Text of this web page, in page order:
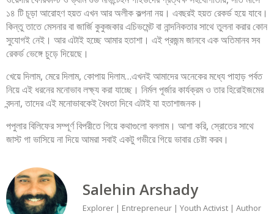
১৪ টি চূড়া আরোহণ হয়ত এখন আর অলীক কল্পনা নয়। এবছরই হয়ত রেকর্ড হয়ে যাবে।
কিন্তু তাতে মেসনার বা জার্জি কুকুজকার এচিভমেন্ট বা নান্দনিকতার সাথে তুলনা করার কোন
সুযোগই নেই। আর এটাই হচ্ছে আমার হতাশা। এই প্রজন্ম জানবে এক অতিমানব সব
রেকর্ড ভেঙ্গে চুড়ে দিয়েছে।
খেয়ে দিলাম, মেরে দিলাম, কোপায় দিলাম…এখনই আমাদের অনেকের মধ্যে পাহাড় পর্বত
নিয়ে এই ধরনের মনোভাব লক্ষ্য করা যাচ্ছে। নির্মল পূর্জার কার্যক্রম ও তার হিরোইজমের
বন্দনা, তাদের এই মনোভাবকেই বৈধতা দিবে এটাই যা হতাশাজনক।
পপুলার বিলিফের সম্পূর্ণ বিপরীতে গিয়ে কথাগুলো বললাম। আশা করি, স্রোতের সাথে
জাস্ট গা ভাসিয়ে না দিয়ে আমরা সবাই একটু গভীরে গিয়ে ভাবার চেষ্টা করব।
Salehin Arshady
Explorer | Entrepreneur | Youth Activist | Author